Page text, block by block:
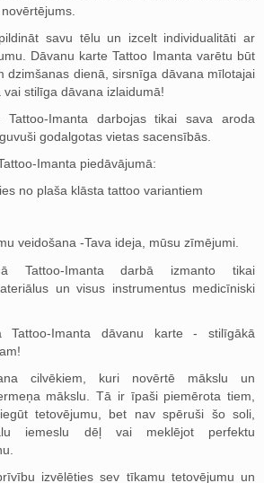
savu tēlu un izcelt individualitāti ar
Dāvanu karte Tattoo Imanta varētu būt
dzimšanas dienā, sirsnīga dāvana mīlotajai
stilīga dāvana izlaidumā!
Tattoo-Imanta darbojas tikai sava aroda
godalgotas vietas sacensībās.
Imanta piedāvājumā:
no plaša klāsta tattoo variantiem
veidošana -Tava ideja, mūsu zīmējumi.
Tattoo-Imanta darbā izmanto tikai
un visus instrumentus medicīniski
Tattoo-Imanta dāvanu karte - stilīgākā
cilvēkiem, kuri novērtē mākslu un
mākslu. Tā ir īpaši piemērota tiem,
tetovējumu, bet nav spēruši šo soli,
iemeslu dēļ vai meklējot perfektu
izvēlēties sev tīkamu tetovējumu un